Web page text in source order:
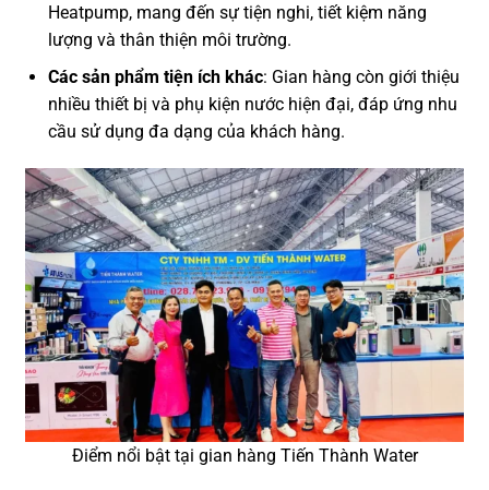
Heatpump, mang đến sự tiện nghi, tiết kiệm năng
lượng và thân thiện môi trường.
Các sản phẩm tiện ích khác: Gian hàng còn giới thiệu
nhiều thiết bị và phụ kiện nước hiện đại, đáp ứng nhu
cầu sử dụng đa dạng của khách hàng.
Điểm nổi bật tại gian hàng Tiến Thành Water